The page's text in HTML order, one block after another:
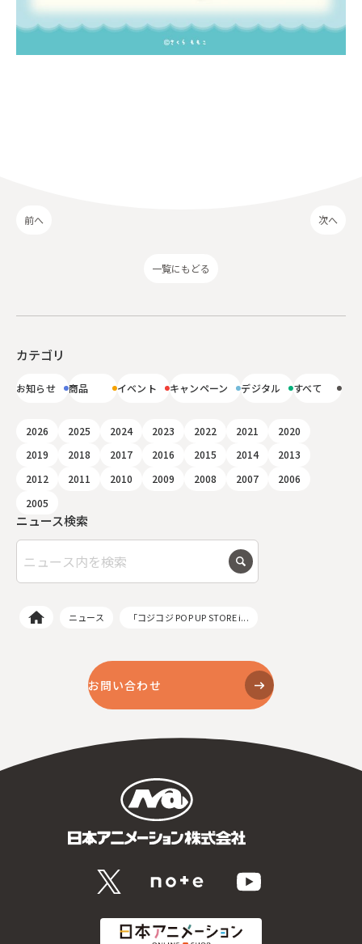
前へ
一覧にもどる
次へ
ニュース検索
カテゴリ
お知らせ 商品 イベント キャンペーン デジタル すべて
2026 2025 2024 2023 2022 2021
2020
2019
2018 2017 2016 2015 2014
2013
2012
2011 2010 2009 2008 2007
2006
2005
ニュース 「コジコジ POP UP STORE i...
お問い合わせ